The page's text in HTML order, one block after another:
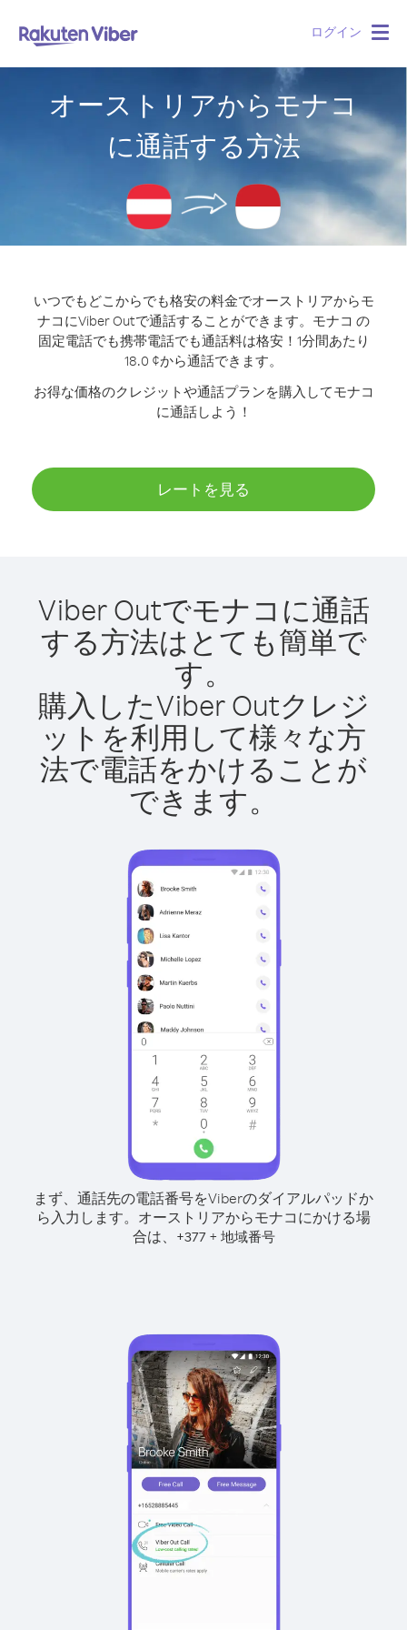
ログイン
オーストリアからモナコ
に通話する方法
いつでもどこからでも格安の料金でオーストリアからモ
ナコにViber Outで通話することができます。 モナコ の
固定電話でも携帯電話でも通話料は格安！1分間あたり
18.0 ¢から通話できます。
お得な価格のクレジットや通話プランを購入してモナコ
に通話しよう！
レートを見る
Viber Outでモナコに通話
する方法はとても簡単で
す。
購入したViber Outクレジ
ットを利用して様々な方
法で電話をかけることが
できます。
まず、通話先の電話番号をViberのダイアルパッドか
ら入力します。 オーストリアからモナコにかける場
合は、
+377+ 地域番号